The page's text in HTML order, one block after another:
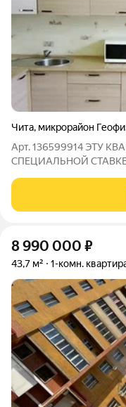
Чита, микрорайон
Арт. 136599914 ЭTУ
CПЕЦИAЛЬНOЙ
ПЛАТEЖE ПО ИПОTЕКE
ОФOPMИTЬ! О
8 990 000 ₽
43,7 м² 1-комн.